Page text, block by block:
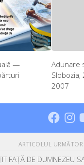
—
Adunare
2007
ARTICOLUL URMĂTOR
FAȚĂ DE DUMNEZEU